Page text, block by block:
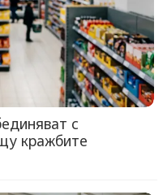
с
кражбите